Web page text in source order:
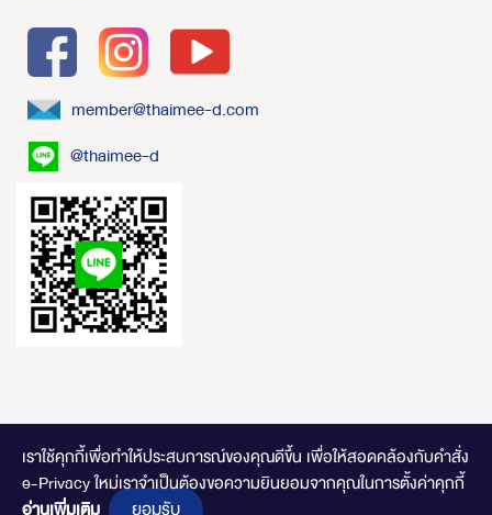
เราใช้คุกกี้เพื่อทำให้ประสบการณ์ของคุณดีขึ้น เพื่อให้สอดคล้องกับคำสั่ง
e-Privacy ใหม่เราจำเป็นต้องขอความยินยอมจากคุณในการตั้งค่าคุกกี้
member@thaimee-d.com
@thaimee-d
ไทยมีดี.com © 2020 Online Store. All Rights Reserved. DESIGNED BYCLICK